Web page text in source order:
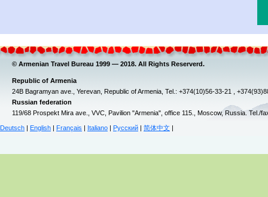
© Armenian Travel Bureau 1999 — 2018. All Rights Reserverd.
Republic of Armenia
24B Bagramyan ave., Yerevan, Republic of Armenia, Tel.: +374(10)56-33-21 ,
Russian federation
119/68 Prospekt Mira ave., VVC, Pavilion "Armenia", office 115., Moscow, Russia. Tel./
Deutsch English Français Italiano Русский 简体中文